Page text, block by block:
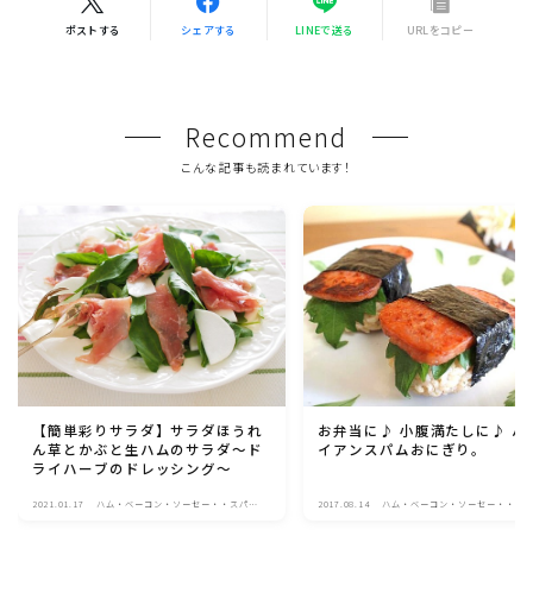
ポストする シェアする LINEで送る URLをコピー
Recommend
こんな記事も読まれています！
【簡単彩りサラダ】サラダほうれ
ん草とかぶと生ハムのサラダ～ド
ライハーブのドレッシング～
2021.01.17 ハム・ベーコン・ソーセー・・スパ
お弁当に♪ 小腹満たしに♪ ハ
イアンスパムおにぎり。
2017.08.14 ハム・ベーコン・ソーセー・・ス